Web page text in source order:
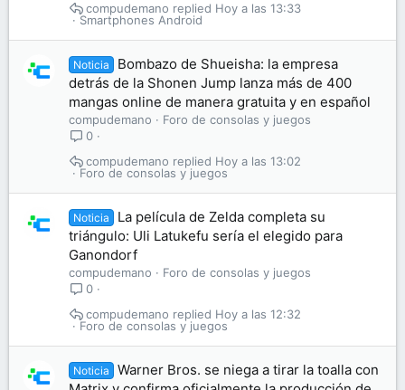
Smartphones Android
Hoy a las 13:33
compudemano
Noticia
Bombazo de Shueisha: la empresa
detrás de la Shonen Jump lanza más de 400
mangas online de manera gratuita y en español
compudemano
Foro de consolas y juegos
0
Foro de consolas y juegos
Hoy a las 13:02
compudemano
Noticia
La película de Zelda completa su
triángulo: Uli Latukefu sería el elegido para
Ganondorf
compudemano
Foro de consolas y juegos
0
Foro de consolas y juegos
Hoy a las 12:32
compudemano
Noticia
Warner Bros. se niega a tirar la toalla con